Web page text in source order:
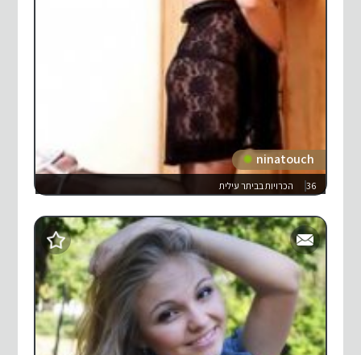
ninatouch
36 הכרויות בביתר עילית